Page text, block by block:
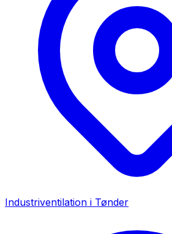
Industriventilation i Tønder